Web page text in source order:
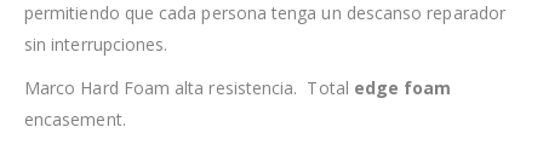
permitiendo que cada persona tenga un descanso reparador
sin interrupciones.
Marco Hard Foam alta resistencia. Total edge foam
encasement.